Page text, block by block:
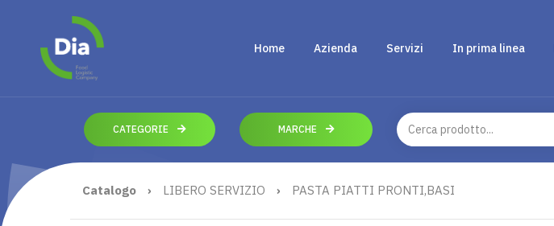
Home Azienda Servizi In prima linea
CATEGORIE MARCHE
Catalogo › LIBERO SERVIZIO › PASTA PIATTI PRONTI,BASI